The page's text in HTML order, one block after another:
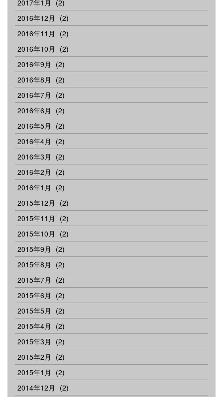
2017年1月
(2)
2016年12月
(2)
2016年11月
(2)
2016年10月
(2)
2016年9月
(2)
2016年8月
(2)
2016年7月
(2)
2016年6月
(2)
2016年5月
(2)
2016年4月
(2)
2016年3月
(2)
2016年2月
(2)
2016年1月
(2)
2015年12月
(2)
2015年11月
(2)
2015年10月
(2)
2015年9月
(2)
2015年8月
(2)
2015年7月
(2)
2015年6月
(2)
2015年5月
(2)
2015年4月
(2)
2015年3月
(2)
2015年2月
(2)
2015年1月
(2)
2014年12月
(2)